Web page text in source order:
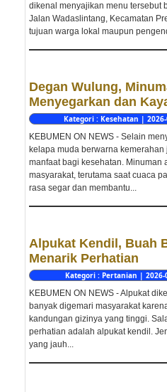
dikenal menyajikan menu tersebut
Jalan Wadaslintang, Kecamatan
tujuan warga lokal maupun
Degan Wulung,
Menyegarkan dan
Kategori : Kesehatan |
KEBUMEN ON NEWS - Selain
kelapa muda berwarna
manfaat bagi kesehatan. Minuman
masyarakat, terutama saat cuaca
rasa segar dan membantu...
Alpukat Kendil, Buah
Menarik Perhatian
Kategori : Pertanian | 2026-
KEBUMEN ON NEWS - Alpukat
banyak digemari masyarakat
kandungan gizinya yang tinggi.
perhatian adalah alpukat kendil.
yang jauh...